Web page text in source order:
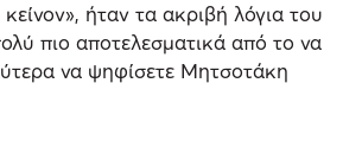
ήταν τα ακριβή λόγια του
πιο αποτελεσματικά από το να
να ψηφίσετε Μητσοτάκη